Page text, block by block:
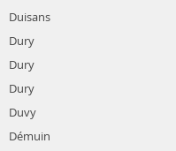
Duisans
Dury
Dury
Dury
Duvy
Démuin